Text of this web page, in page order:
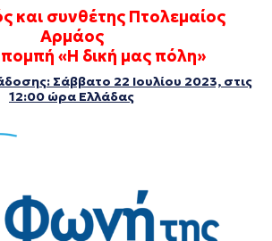
και συνθέτης Πτολεμαίος
Αρμάος
«Η δική μας πόλη»
Σάββατο 22 Ιουλίου 2023, στις
12:00 ώρα Ελλάδας